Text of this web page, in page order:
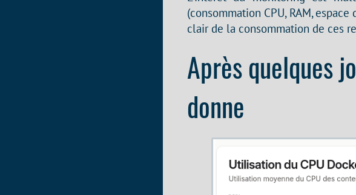
(consommation CPU, RAM,
clair de la consommation de ces
Après quelques
donne